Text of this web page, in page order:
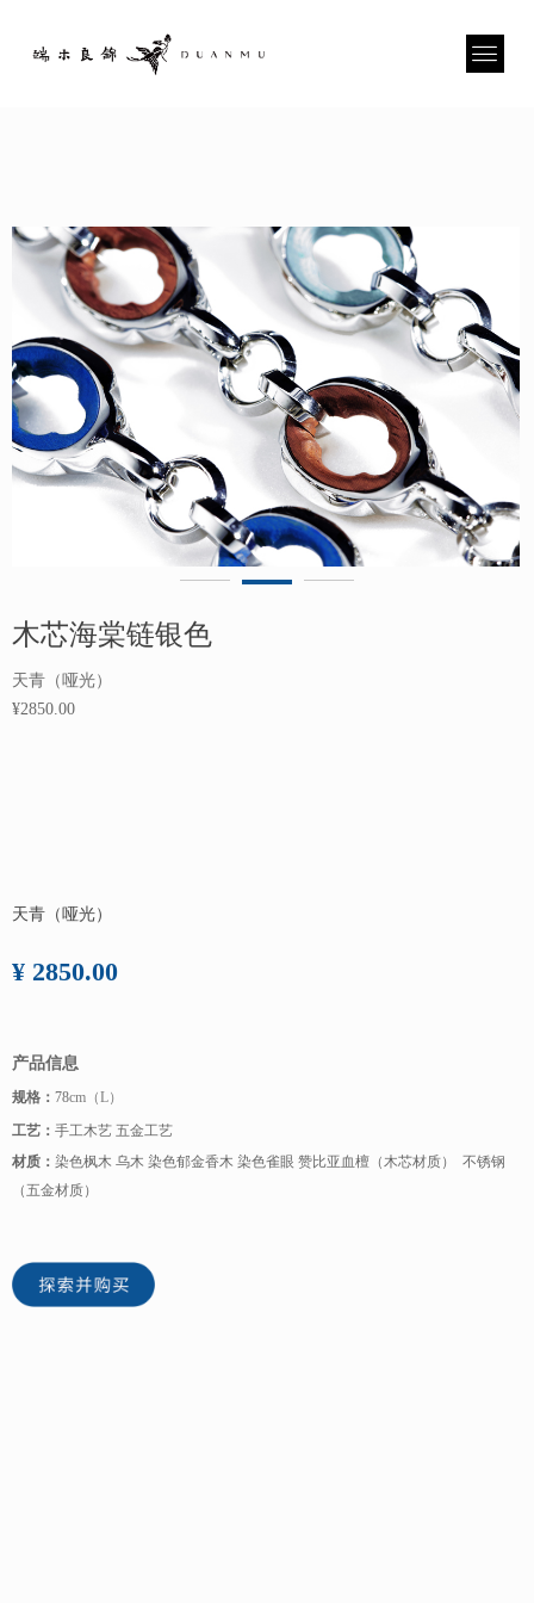
木芯海棠链银色
天青（哑光）
¥2850.00
天青（哑光）
¥ 2850.00
产品信息
规格： 78cm（L）
工艺： 手工木艺 五金工艺
材质： 染色枫木 乌木 染色郁金香木 染色雀眼 赞比亚血檀（木芯材质） 不锈钢
（五金材质）